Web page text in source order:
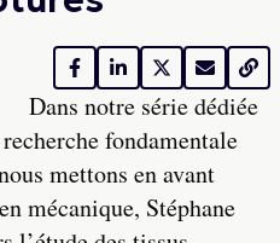
Dans notre série dédiée
fondamentale
mettons en avant
mécanique, Stéphane